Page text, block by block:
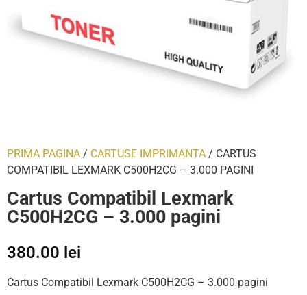
PRIMA PAGINA / CARTUSE IMPRIMANTA / CARTUS
COMPATIBIL LEXMARK C500H2CG – 3.000 PAGINI
Cartus Compatibil Lexmark
C500H2CG – 3.000 pagini
380.00 lei
Cartus Compatibil Lexmark C500H2CG – 3.000 pagini